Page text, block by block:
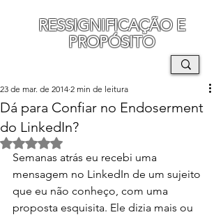
RESSIGNIFICAÇÃO E
PROPÓSITO
Dá para Confiar no Endoserment
do LinkedIn?
23 de mar. de 2014 2 min de leitura
Avaliado com NaN de 5 estrelas.
Semanas atrás eu recebi uma
mensagem no LinkedIn de um sujeito
que eu não conheço, com uma
proposta esquisita. Ele dizia mais ou